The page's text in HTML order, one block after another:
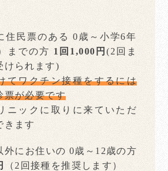
住民票のある 0歳～小学6年
までの方 1回1,000円(2回ま
けられます)
てワクチン接種をするには
票が必要です
ニックに取りに来ていただ
きます
外にお住いの 0歳～12歳の方
（2回接種を推奨します）